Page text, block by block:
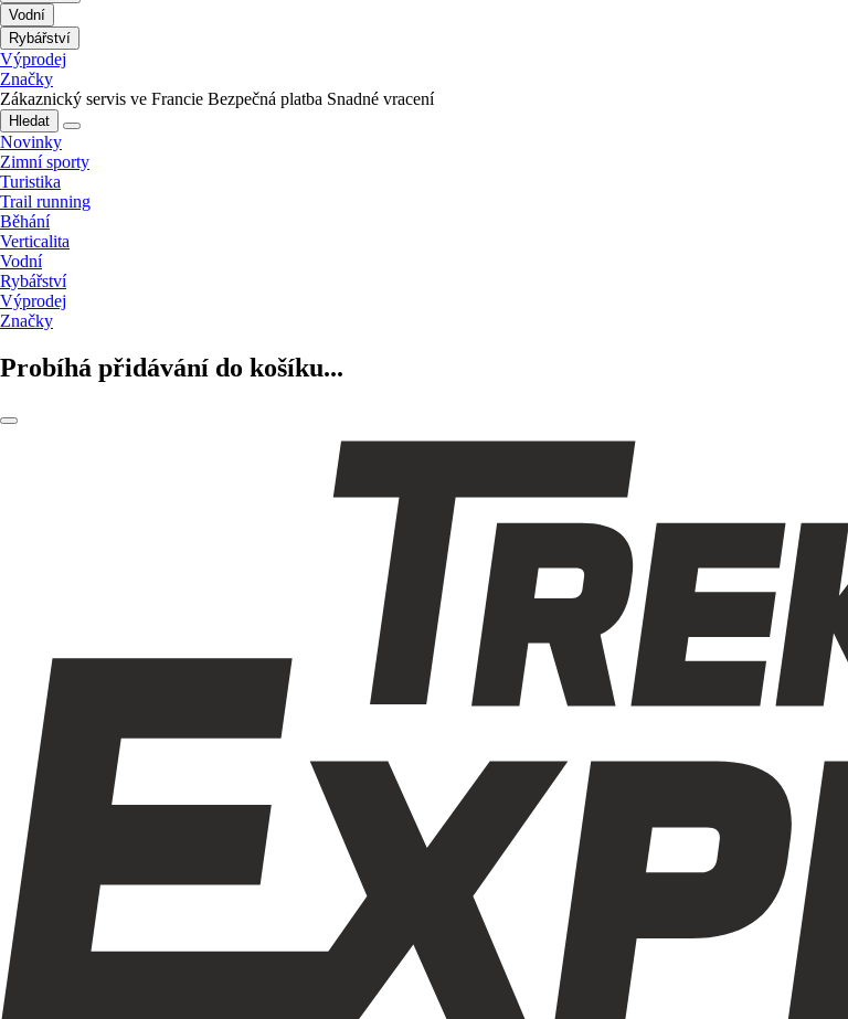
Vodní
Rybářství
Výprodej
Značky
Zákaznický servis ve Francie Bezpečná platba Snadné vracení
Hledat
Novinky
Zimní sporty
Turistika
Trail running
Běhání
Verticalita
Vodní
Rybářství
Výprodej
Značky
Probíhá přidávání do košíku...